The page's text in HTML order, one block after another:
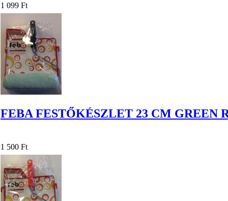
1 099 Ft
FEBA FESTŐKÉSZLET 23 CM GREEN
1 500 Ft